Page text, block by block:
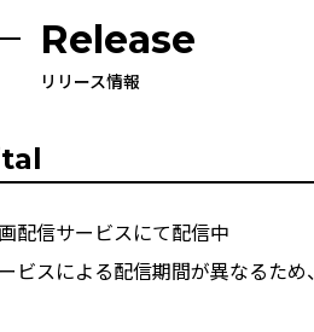
Release
リリース情報
配信サービスにて配信中
ビスによる配信期間が異なるため